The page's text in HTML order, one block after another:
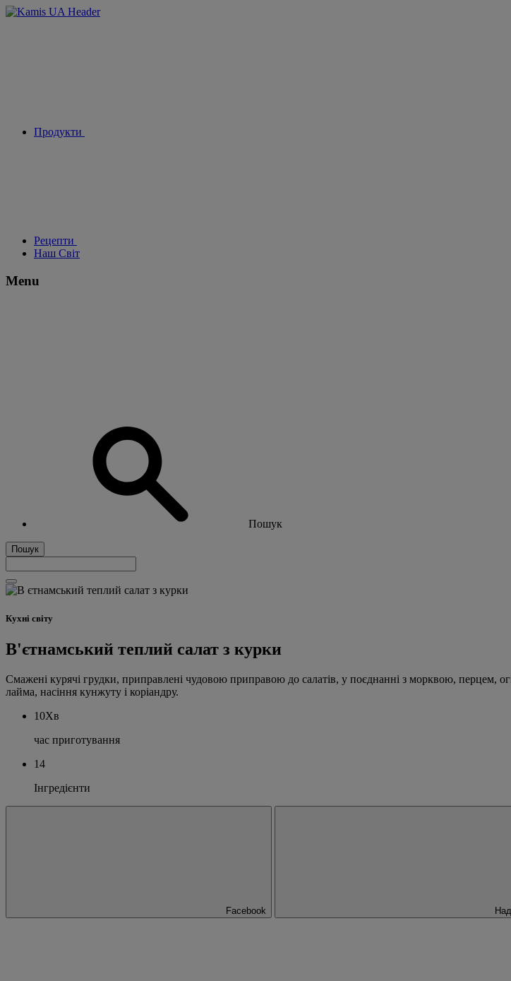
Продукти
Рецепти
Наш Світ
Menu
Пошук
Пошук
Кухні світу
В'єтнамський теплий салат з курки
Смажені курячі грудки, приправлені чудовою приправою до салатів, у поєднанні з морквою, перцем,
лайма, насіння кунжуту і коріандру.
10Хв
час приготування
14
Інгредієнти
Facebook